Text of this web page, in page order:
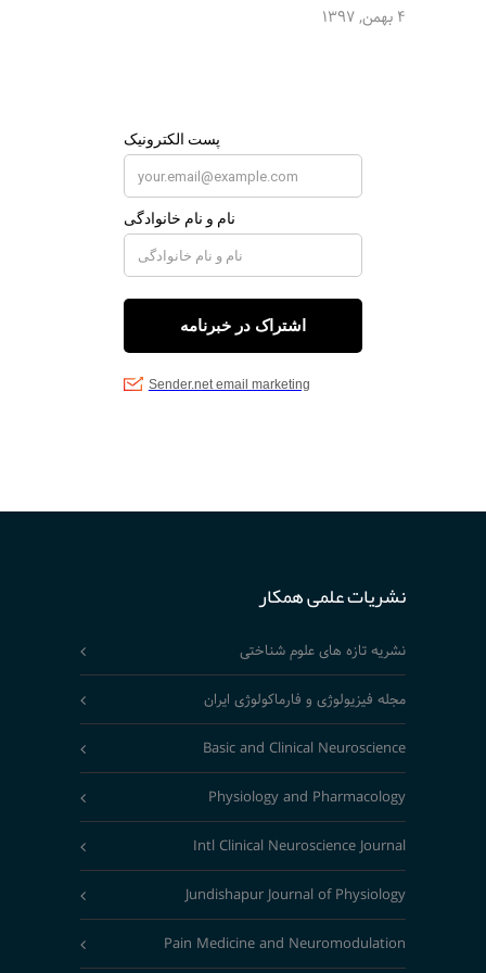
4 بهمن, 1397
نشریات علمی همکار
نشریه تازه های علوم شناختی
مجله فیزیولوژی و فارماکولوژی ایران
Basic and Clinical Neuroscience
Physiology and Pharmacology
Intl Clinical Neuroscience Journal
Jundishapur Journal of Physiology
Pain Medicine and Neuromodulation